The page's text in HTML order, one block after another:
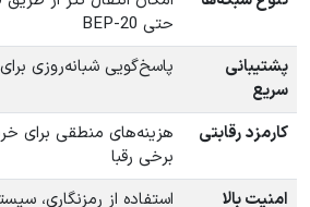
حتی BEP-20
پشتیبانی
سریع
پاسخ‌گویی شبانه‌روزی
کارمزد رقابتی
هزینه‌های منطقی برای
برخی رقبا
امنیت بالا
استفاده از رمزنگاری،